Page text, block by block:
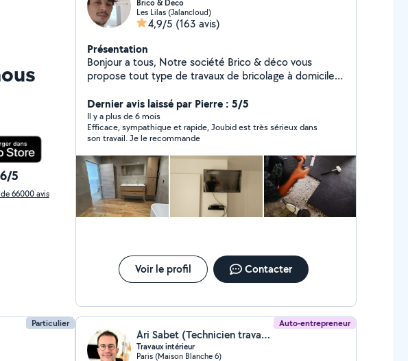
5
66000 avis
Brico & Deco
Les Lilas (Jalancloud)
4,9/5 (163 avis)
Présentation
Bonjour a tous, Notre société Brico & déco vous
propose tout type de travaux de bricolage à domicile: -
Décoration intérieur (fixation d'étagère, tableau, miroir
etc...) -Électricité (installation de luminaire, prise,
interrupteur etc...) -Plomberie (tuyauterie PVC,
robinetterie, vasque etc...) -Peinture et pose de papier
peint - Pose de carrelage - Jardinage ( nettoyage de
terrasse, pose et construction de terrasse en bois ou
en PVC..) -Tout autre travaux (j'étudie toutes les
demandes). Tarif: Sur devis Carmen et Reda
Brico&déco
Dernier avis laissé par Pierre : 5/5
Il y a plus de 6 mois
Efficace, sympathique et rapide, Joubid est très sérieux dans
son travail. Je le recommande
Voir le profil Contacter
Particulier Auto-entrepreneur
Ari Sabet (Technicien travaux intérieurs)
Travaux intérieur
Paris (Maison Blanche 6)